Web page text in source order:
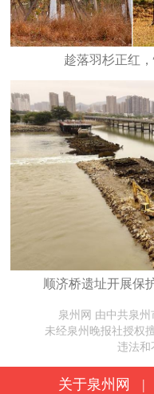
趁落羽杉正红
顺济桥遗址开展保
泉州网 由中共泉
未经泉州晚报社授权
违法和
关于泉州网 |